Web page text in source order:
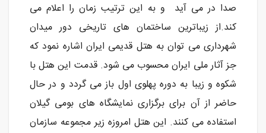
صدا در می آید و به این ترتیب زمان را اعلام می
کند.از زیباترین ساختمان های تاریخی دور میدان
شهرداری می توان به هتل قدیمی ایران اشاره نمود که
جز آثار ملی ایران محسوب می شود. قدمت این هتل با
شکوه و زیبا به دوره پهلوی اول باز می گردد و در حال
حاضر از آن برای برگزاری نمایشگاه های بومی گیلان
استفاده می کنند. این هتل امروزه زیر مجموعه سازمان